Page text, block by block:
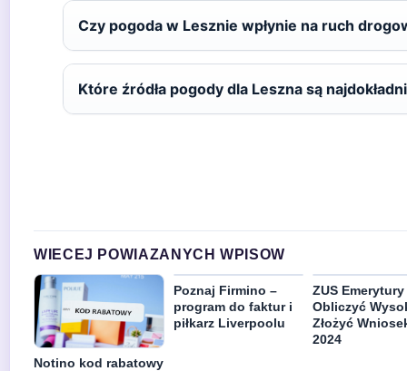
Czy pogoda w Lesznie wpłynie na ruch
Które źródła pogody dla Leszna są
WIECEJ POWIAZANYCH WPISOW
Notino kod rabatowy
Poznaj Firmino –
program do faktur i
piłkarz Liverpoolu
ZUS
Obliczyć
Złożyć
2024